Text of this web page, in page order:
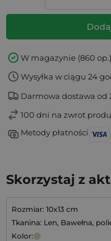
W magazynie (860 op.)
Wysyłka w ciągu 24
Darmowa dostawa od
100 dni na zwrot
Metody płatności
Skorzystaj z
Rozmiar: 10x13 cm
Tkanina: Len, Bawełna,
Kolor: